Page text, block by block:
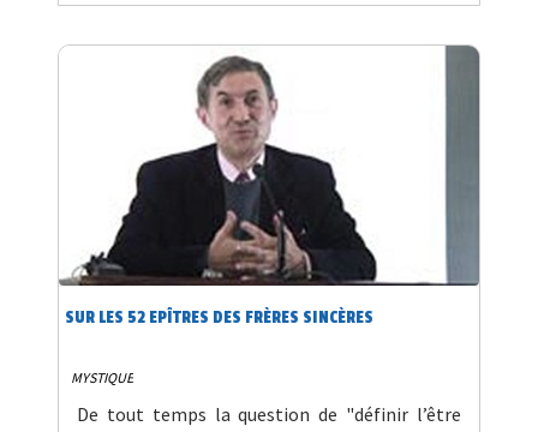
SUR LES 52 EPÎTRES DES FRÈRES SINCÈRES
MYSTIQUE
De tout temps la question de "définir l’être